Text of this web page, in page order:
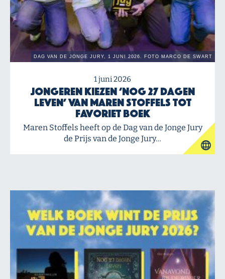
1 juni 2026
Jongeren kiezen ‘Nog 27 dagen
leven’ van Maren Stoffels tot
favoriet boek
Maren Stoffels heeft op de Dag van de Jonge Jury
de Prijs van de Jonge Jury…